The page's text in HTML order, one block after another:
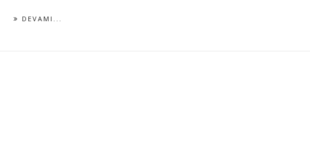
DEVAMI...